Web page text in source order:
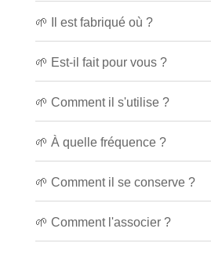
🌱 Il est fabriqué où ?
🌱 Est-il fait pour vous ?
🌱 Comment il s'utilise ?
🌱 À quelle fréquence ?
🌱 Comment il se conserve ?
🌱 Comment l'associer ?